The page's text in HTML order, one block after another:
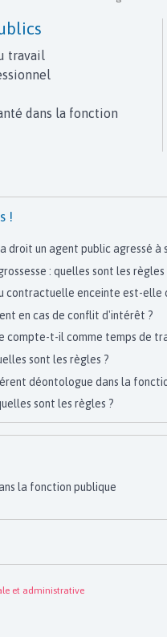
travail
dans la fonction
!
droit un agent public agressé à
: quelles sont les règles
contractuelle enceinte est-elle
en cas de conflit d'intérêt ?
compte-t-il comme temps de
sont les règles ?
déontologue dans la
sont les règles ?
la fonction publique
et administrative